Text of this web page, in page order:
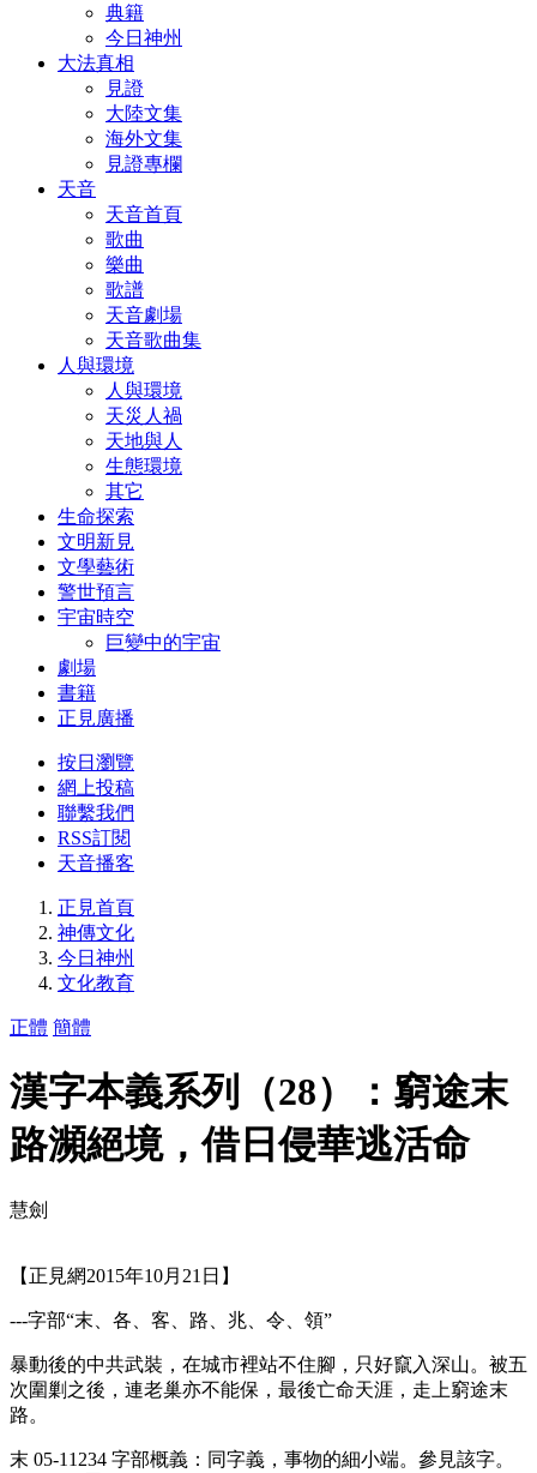
典籍
今日神州
大法真相
見證
大陸文集
海外文集
見證專欄
天音
天音首頁
歌曲
樂曲
歌譜
天音劇場
天音歌曲集
人與環境
人與環境
天災人禍
天地與人
生態環境
其它
生命探索
文明新見
文學藝術
警世預言
宇宙時空
巨變中的宇宙
劇場
書籍
正見廣播
按日瀏覽
網上投稿
聯繫我們
RSS訂閱
天音播客
正見首頁
神傳文化
今日神州
文化教育
正體 簡體
漢字本義系列（28）：窮途末
路瀕絕境，借日侵華逃活命
慧劍
【正見網2015年10月21日】
---字部“末、各、客、路、兆、令、領”
暴動後的中共武裝，在城市裡站不住腳，只好竄入深山。被五
次圍剿之後，連老巢亦不能保，最後亡命天涯，走上窮途末
路。
末 05-11234 字部概義：同字義，事物的細小端。參見該字。